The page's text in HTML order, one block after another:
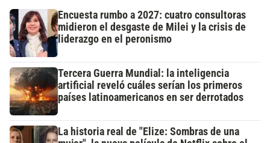
Encuesta rumbo a 2027: cuatro consultoras
midieron el desgaste de Milei y la crisis de
liderazgo en el peronismo
Tercera Guerra Mundial: la inteligencia
artificial reveló cuáles serían los primeros
países latinoamericanos en ser derrotados
La historia real de "Elize: Sombras de una